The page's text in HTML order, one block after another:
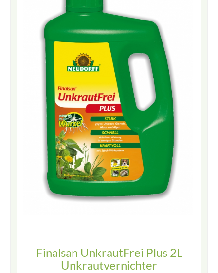
Finalsan UnkrautFrei Plus 2L
Unkrautvernichter